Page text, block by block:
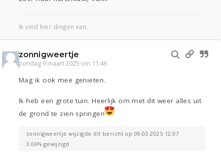
Ik vind hier dingen van.
zonnigweertje
zondag 9 maart 2025 om 11:46
Mag ik ook mee genieten.
Ik heb een grote tuin. Heerlijk om met dit weer alles uit
de grond te zien springen
zonnigweertje wijzigde dit bericht op 09-03-2025 12:07
3.06% gewijzigd